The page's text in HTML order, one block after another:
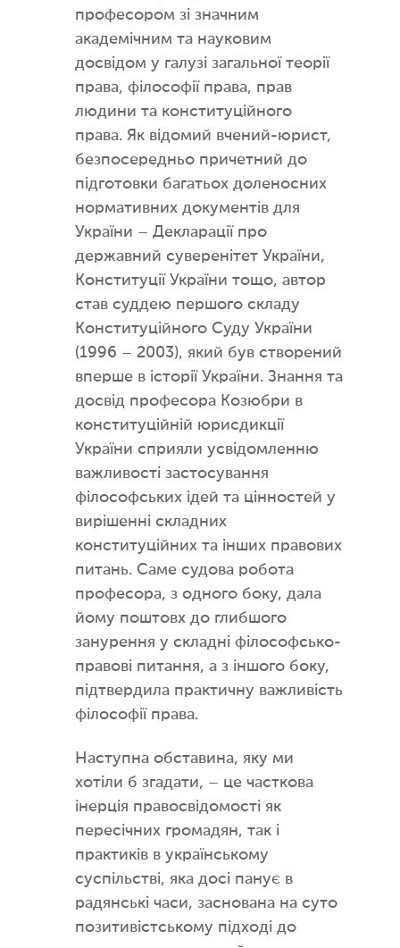
професором зі значним
академічним та науковим
досвідом у галузі загальної теорії
права, філософії права, прав
людини та конституційного
права. Як відомий вчений-юрист,
безпосередньо причетний до
підготовки багатьох доленосних
нормативних документів для
України – Декларації про
державний суверенітет України,
Конституції України тощо, автор
став суддею першого складу
Конституційного Суду України
(1996 – 2003), який був створений
вперше в історії України. Знання та
досвід професора Козюбри в
конституційній юрисдикції
України сприяли усвідомленню
важливості застосування
філософських ідей та цінностей у
вирішенні складних
конституційних та інших правових
питань. Саме судова робота
професора, з одного боку, дала
йому поштовх до глибшого
занурення у складні філософсько-
правові питання, а з іншого боку,
підтвердила практичну важливість
філософії права.
Наступна обставина, яку ми
хотіли б згадати, – це часткова
інерція правосвідомості як
пересічних громадян, так і
практиків в українському
суспільстві, яка досі панує в
радянські часи, заснована на суто
позитивістському підході до